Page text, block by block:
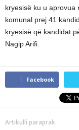
kryesisë ku u aprovua
komunal prej 41
kryesisë që kandidat
Nagip Arifi.
Facebook
Artikulli paraprak